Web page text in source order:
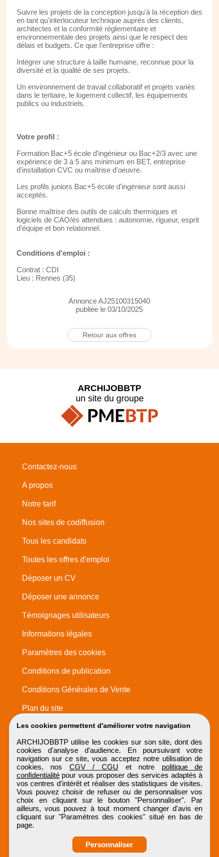
Suivre les projets de la conception jusqu'à la réception des
en tant qu'interlocuteur technique auprès des clients,
architectes et la conformité réglementaire et
environnementale des projets ainsi que le respect des
délais et budgets. Ce que l'entreprise offre :
Intégrer une structure à taille humaine, reconnue pour la
diversité et la qualité de ses projets.
Un environnement de travail collaboratif et projets variés
dans le tertiaire, le logement collectif, les équipements
publics ou industriels.
Votre profil :
Formation Bac+5 école d'ingénieur ou Bac+2/3 avec une
expérience de 3 à 5 ans minimum en BET, entreprise
d'installation CVC ou maîtrise d'oeuvre.
Les profils juniors Bac+5 école d'ingénieur sont aussi
acceptés.
Bonne maîtrise des outils de calculs thermiques et
logiciels de CAO/és attendues : autonomie, rigueur, esprit
d'équipe et bon relationnel.
Conditions d'emploi :
Contrat : CDI
Lieu : Rennes (35)
Annonce AJ25100315040
publiée le 03/10/2025
Retour aux offres
Les cookies permettent d'améliorer votre navigation
ARCHIJOBBTP utilise les cookies sur son site, dont des
cookies d'analyse d'audience. En poursuivant votre
navigation sur ce site, vous acceptez notre utilisation de
cookies, nos CGV / CGU et notre politique de
confidentialitépour vous proposer des services adaptés à
vos centres d'intérêt et réaliser des statistiques de visites.
Vous pouvez choisir de refuser ou de personnaliser vos
choix en cliquant sur le bouton "Personnaliser". Par
ailleurs, vous pouvez à tout moment changer d'avis en
cliquant sur "Paramètres des cookies" situé en bas de
page.
Personnaliser
ARCHIJOBBTP
un site du groupe
Contactez-nous
A propos
Notre tarif
Nos sites de codiffusion
Tous les candidats
Toutes les offres d'emploi
Déposer un CV
Déposer une annonce
Témoignages utilisateurs
Informations légales
Paramètres des cookies
Conditions de publication
Conditions Générales de Vente
Plan du site